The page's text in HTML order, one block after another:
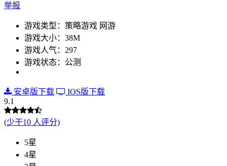
举报
游戏类型：策略游戏 网游
游戏大小：38M
游戏人气：297
游戏状态：公测
安卓版下载
IOS版下载
9.1
(少于10 人评分)
5星
4星